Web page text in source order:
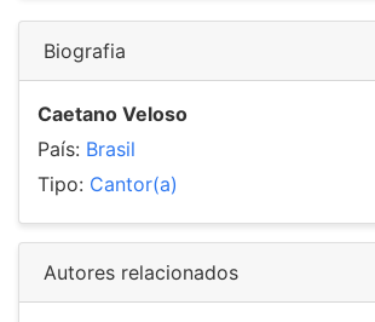
Biografia
Caetano Veloso
País: Brasil
Tipo: Cantor(a)
Autores relacionados